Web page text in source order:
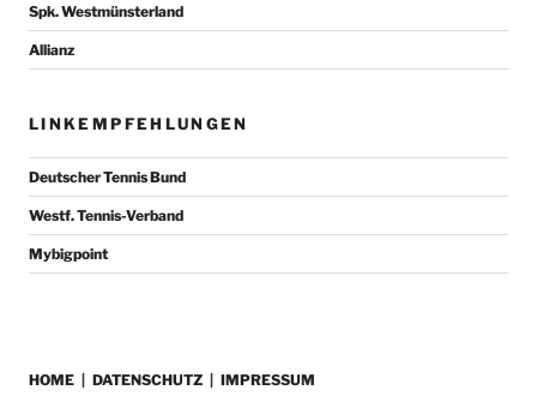
Spk. Westmünsterland
Allianz
LINKEMPFEHLUNGEN
Deutscher Tennis Bund
Westf. Tennis-Verband
Mybigpoint
HOME DATENSCHUTZ IMPRESSUM